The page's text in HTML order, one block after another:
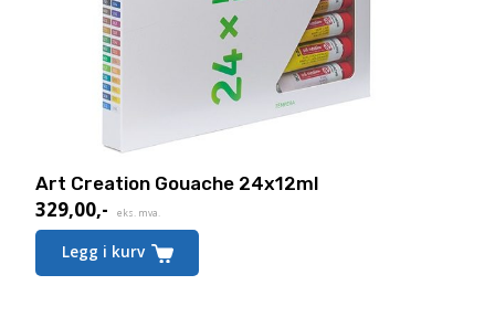
Art Creation Gouache 24x12ml
329,00,- eks. mva.
Legg i kurv